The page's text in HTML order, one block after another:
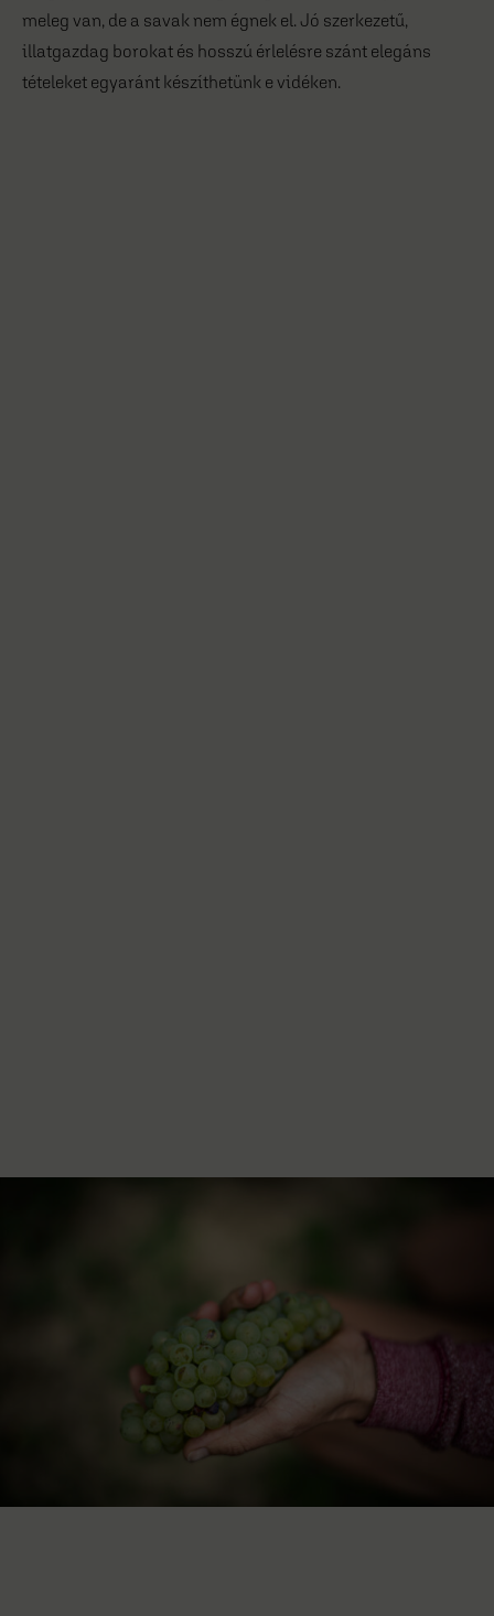
meleg van, de a savak nem égnek el. Jó szerkezetű,
illatgazdag borokat és hosszú érlelésre szánt elegáns
tételeket egyaránt készíthetünk e vidéken.